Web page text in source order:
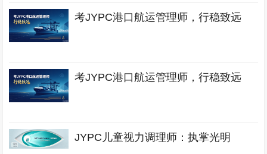
考JYPC港口航运管理师，行稳致远
考JYPC港口航运管理师，行稳致远
JYPC儿童视力调理师：执掌光明